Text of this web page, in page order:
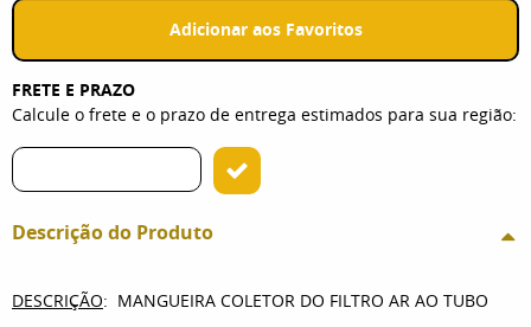
Adicionar aos Favoritos
FRETE E PRAZO
Calcule o frete e o prazo de entrega estimados para sua região:
Descrição do Produto
DESCRIÇÃO: MANGUEIRA COLETOR DO FILTRO AR AO TUBO